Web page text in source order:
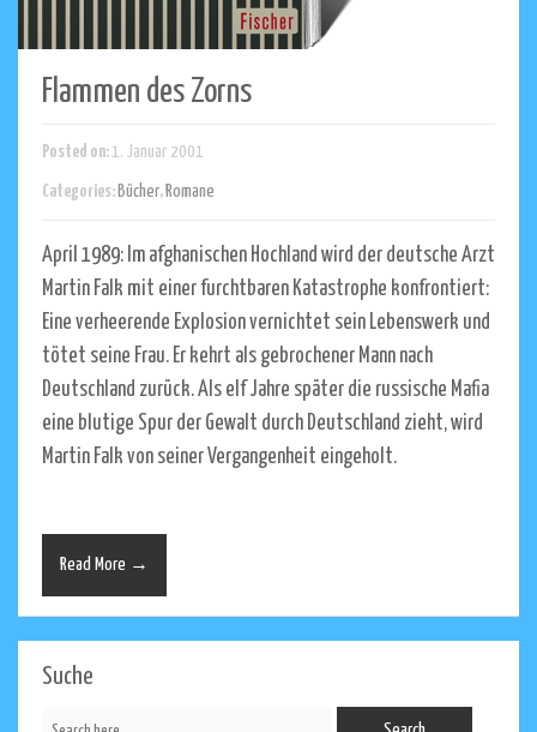
Flammen des Zorns
Posted on: 1. Januar 2001
Categories: Bücher,Romane
April 1989: Im afghanischen Hochland wird der deutsche Arzt
Martin Falk mit einer furchtbaren Katastrophe konfrontiert:
Eine verheerende Explosion vernichtet sein Lebenswerk und
tötet seine Frau. Er kehrt als gebrochener Mann nach
Deutschland zurück. Als elf Jahre später die russische Mafia
eine blutige Spur der Gewalt durch Deutschland zieht, wird
Martin Falk von seiner Vergangenheit eingeholt.
Read More →
Suche